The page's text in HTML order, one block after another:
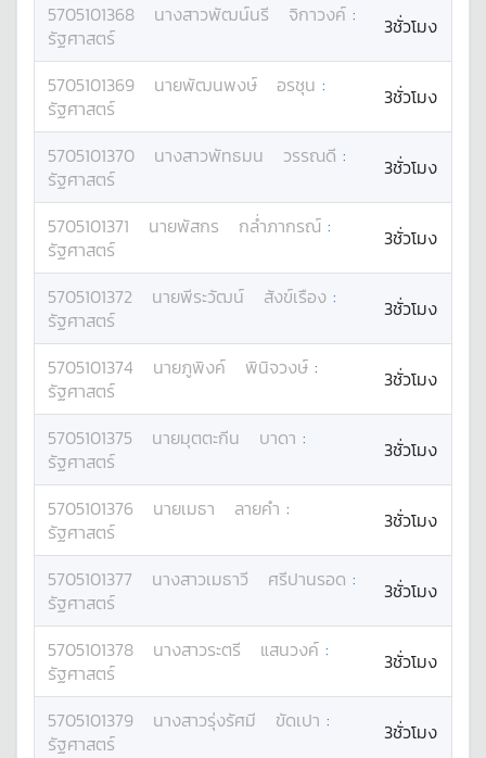
5705101368 นางสาวพัฒน์นรี จิกาวงค์ :
รัฐศาสตร์
3ชั่วโมง
5705101369 นายพัฒนพงษ์ อรชุน :
รัฐศาสตร์
3ชั่วโมง
5705101370 นางสาวพัทธมน วรรณดี :
รัฐศาสตร์
3ชั่วโมง
5705101371 นายพัสกร กล่ำภากรณ์ :
รัฐศาสตร์
3ชั่วโมง
5705101372 นายพีระวัฒน์ สังข์เรือง :
รัฐศาสตร์
3ชั่วโมง
5705101374 นายภูพิงค์ พินิจวงษ์ :
รัฐศาสตร์
3ชั่วโมง
5705101375 นายมุตตะกีน บาดา :
รัฐศาสตร์
3ชั่วโมง
5705101376 นายเมธา ลายคำ :
รัฐศาสตร์
3ชั่วโมง
5705101377 นางสาวเมธาวี ศรีปานรอด :
รัฐศาสตร์
3ชั่วโมง
5705101378 นางสาวระตรี แสนวงค์ :
รัฐศาสตร์
3ชั่วโมง
5705101379 นางสาวรุ่งรัศมี ขัดเปา :
รัฐศาสตร์
3ชั่วโมง